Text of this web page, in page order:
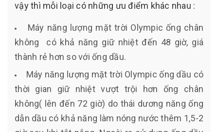
vậy thì mỗi loại có những ưu điểm khác nhau :
Máy năng lượng mặt trời Olympic ống chân
không có khả năng giữ nhiệt đến 48 giờ, giá
thành rẻ hơn so với ống dầu.
Máy năng lượng mặt trời Olympic ống dầu có
thời gian giữ nhiệt vượt trội hơn ống chân
không( lên đến 72 giờ) do thái dương năng ống
dẫn dầu có khả năng làm nóng nước thêm 1,5-2